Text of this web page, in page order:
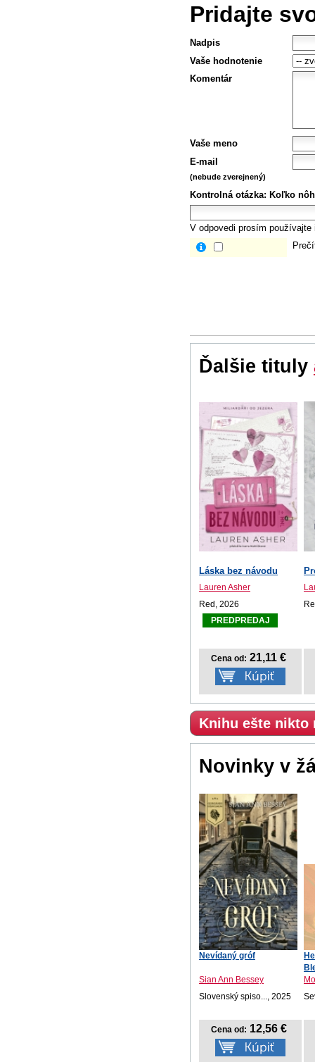
Pridajte
Nadpis
Vaše hodnotenie
Komentár
Vaše meno
E-mail
(nebude zverejnený)
Kontrolná otázka: Koľko
V odpovedi prosím
Ďalšie tituly
Láska bez návodu
Lauren Asher
Red, 2026
PREDPREDAJ
Cena od: 21,11 €
Knihu ešte nikto
Novinky v
Nevídaný gróf
Sian Ann Bessey
Slovenský spiso..., 2025
Cena od: 12,56 €